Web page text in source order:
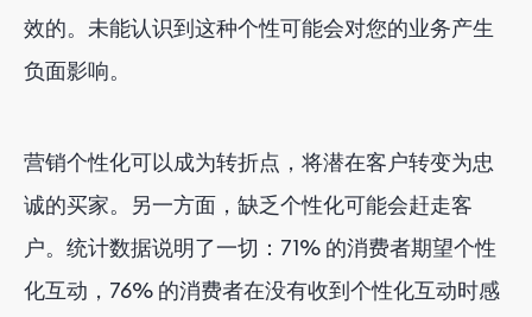
效的。未能认识到这种个性可能会对您的业务产生
负面影响。
营销个性化可以成为转折点，将潜在客户转变为忠
诚的买家。另一方面，缺乏个性化可能会赶走客
户。统计数据说明了一切：71% 的消费者期望个性
化互动，76% 的消费者在没有收到个性化互动时感